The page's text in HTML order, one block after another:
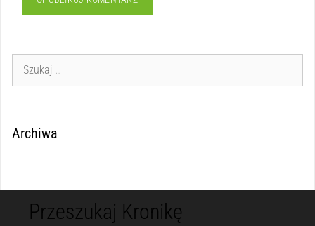
Archiwa
Przeszukaj Kronikę